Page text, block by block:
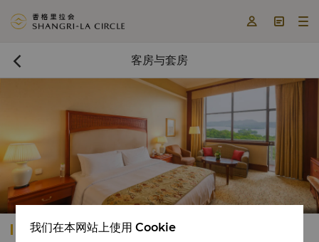
  
 客房与套房
杭州香格里拉
我们在本网站上使用 Cookie